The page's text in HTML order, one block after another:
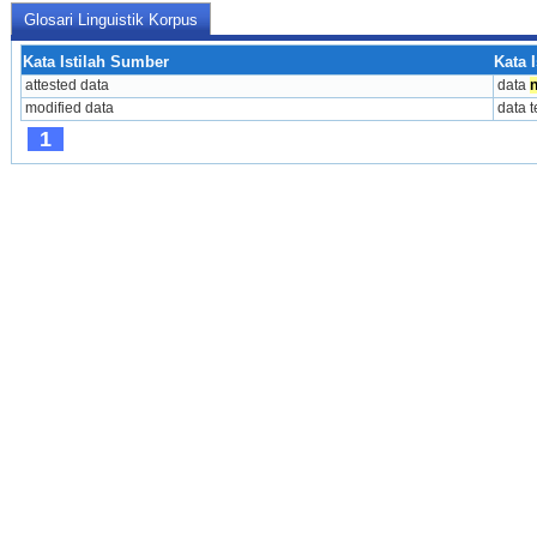
Glosari Linguistik Korpus
Kata Istilah Sumber Kata
attested data data
modified data
data
1